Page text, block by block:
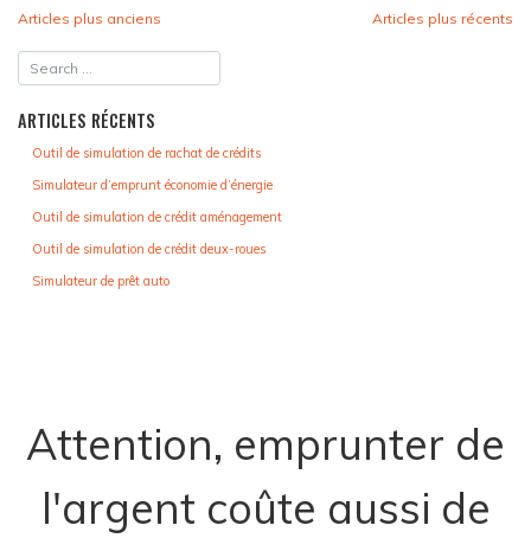
NAVIGATION
DES
ARTICLES
Articles plus anciens Articles plus récents
ARTICLES RÉCENTS
Outil de simulation de rachat de crédits
Simulateur d’emprunt économie d’énergie
Outil de simulation de crédit aménagement
Outil de simulation de crédit deux-roues
Simulateur de prêt auto
Attention, emprunter de
l'argent coûte aussi de